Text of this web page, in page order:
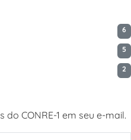
6
5
2
CONRE-1 em seu e-mail.